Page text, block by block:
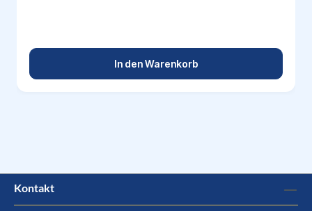
In den Warenkorb
Kontakt